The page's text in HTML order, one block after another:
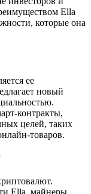
Ella
которые она
ее
новый
контракты,
целей, таких
товаров.